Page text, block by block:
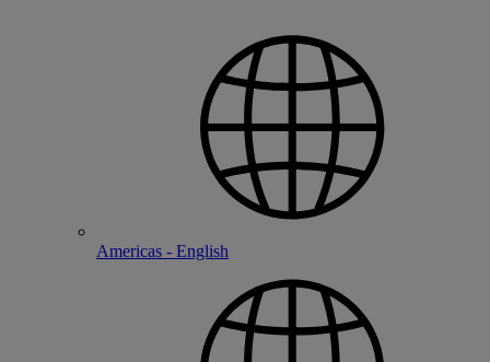
Americas - English